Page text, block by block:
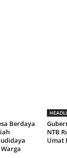
Berdaya
NTB
Umat